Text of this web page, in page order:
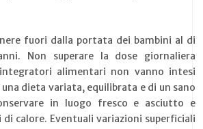
fuori dalla portata dei bambini al di
Non superare la dose giornaliera
alimentari non vanno intesi
dieta variata, equilibrata e di un sano
in luogo fresco e asciutto e
calore. Eventuali variazioni superficiali